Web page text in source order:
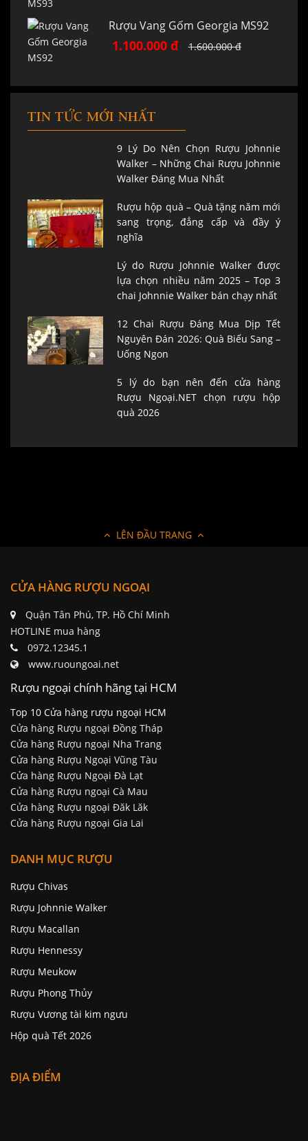
Rượu Vang Gốm Georgia MS92
1.100.000 đ 1.600.000 đ
TIN TỨC MỚI NHẤT
9 Lý Do Nên Chọn Rượu Johnnie
Walker – Những Chai Rượu Johnnie
Walker Đáng Mua Nhất
Rượu hộp quà – Quà tặng năm mới
sang trọng, đẳng cấp và đầy ý
nghĩa
Lý do Rượu Johnnie Walker được
lựa chọn nhiều năm 2025 – Top 3
chai Johnnie Walker bán chạy nhất
12 Chai Rượu Đáng Mua Dịp Tết
Nguyên Đán 2026: Quà Biếu Sang –
Uống Ngon
5 lý do bạn nên đến cửa hàng
Rượu Ngoại.NET chọn rượu hộp
quà 2026
LÊN ĐẦU TRANG
CỬA HÀNG RƯỢU NGOẠI
Quận Tân Phú, TP. Hồ Chí Minh
HOTLINE mua hàng
0972.12345.1
www.ruoungoai.net
Rượu ngoại chính hãng tại HCM
Top 10 Cửa hàng rượu ngoại HCM
Cửa hàng Rượu ngoại Đồng Tháp
Cửa hàng Rượu ngoại Nha Trang
Cửa hàng Rượu Ngoại Vũng Tàu
Cửa hàng Rượu Ngoại Đà Lạt
Cửa hàng Rượu ngoại Cà Mau
Cửa hàng Rượu ngoại Đăk Lăk
Cửa hàng Rượu ngoại Gia Lai
DANH MỤC RƯỢU
Rượu Chivas
Rượu Johnnie Walker
Rượu Macallan
Rượu Hennessy
Rượu Meukow
Rượu Phong Thủy
Rượu Vương tài kim ngưu
Hộp quà Tết 2026
ĐỊA ĐIỂM